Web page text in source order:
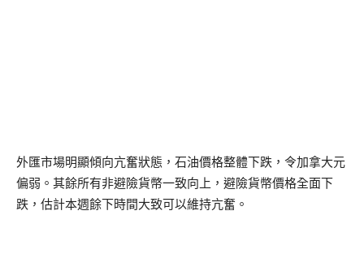
外匯市場明顯傾向亢奮狀態，石油價格整體下跌，令加拿大元
偏弱。其餘所有非避險貨幣一致向上，避險貨幣價格全面下
跌，估計本週餘下時間大致可以維持亢奮。